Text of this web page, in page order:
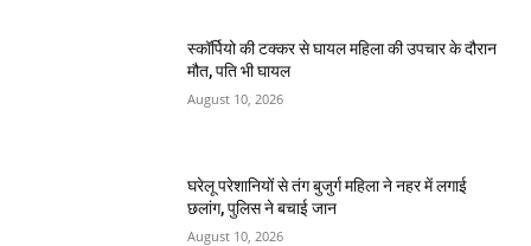
स्कॉर्पियो की टक्कर से घायल महिला की उपचार के दौरान
मौत, पति भी घायल
August 10, 2026
घरेलू परेशानियों से तंग बुजुर्ग महिला ने नहर में लगाई
छलांग, पुलिस ने बचाई जान
August 10, 2026